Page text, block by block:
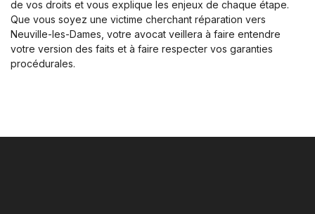
de vos droits et vous explique les enjeux de chaque étape.
Que vous soyez une victime cherchant réparation vers
Neuville-les-Dames, votre avocat veillera à faire entendre
votre version des faits et à faire respecter vos garanties
procédurales.